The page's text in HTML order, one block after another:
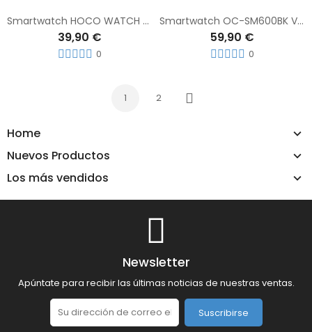
Home
Nuevos Productos
Los más vendidos
Smartwatch HOCO WATCH Y27
39,90 €
0
Smartwatch OC-SM600BK Vieta Pro Curving Negro
59,90 €
0
1 2
Siguiente
Newsletter
Apúntate para recibir las últimas noticias de nuestras ventas.
Suscribirse